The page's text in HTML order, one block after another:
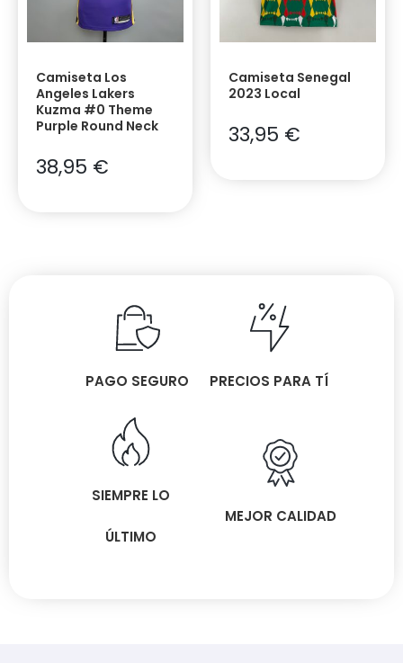
Camiseta Los
Angeles Lakers
Kuzma #0 Theme
Purple Round Neck
38,95 €
Camiseta Senegal
2023 Local
33,95 €
PAGO SEGURO PRECIOS PARA TÍ
SIEMPRE LO
ÚLTIMO
MEJOR CALIDAD